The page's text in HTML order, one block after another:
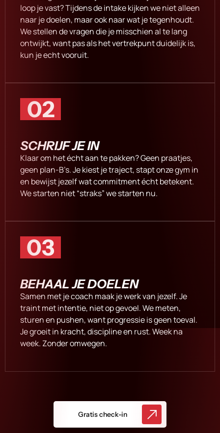
loop je vast? Tijdens de intake kijken we niet alleen
naar je doelen, maar ook naar wat je tegenhoudt.
We stellen de vragen die je misschien al te lang
ontwijkt, want pas als het vertrekpunt duidelijk is,
kun je echt vooruit.
02
SCHRIJF JE IN
Klaar om het écht aan te pakken? Geen praatjes,
geen plan-B’s. Je kiest je traject, stapt onze gym in
en bewijst jezelf wat commitment écht betekent.
We starten niet “straks” we starten nu.
03
BEHAAL JE DOELEN
Samen met je coach maak je werk van jezelf. Je
traint met intentie, niet op gevoel. We meten,
sturen en pushen, want progressie is geen toeval.
Je groeit in kracht, discipline en rust. Week na
week. Zonder omwegen.
Gratis check-in